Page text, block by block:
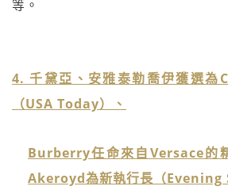
等。
4. 千黛亞、安雅泰勒喬伊獲選為
（USA Today）、
Burberry任命來自Versace的
Akeroyd為新執行長（Evening